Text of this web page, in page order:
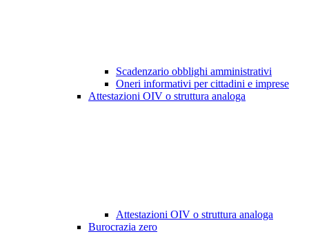
Scadenzario obblighi amministrativi
Oneri informativi per cittadini e imprese
Attestazioni OIV o struttura analoga
Attestazioni OIV o struttura analoga
Burocrazia zero